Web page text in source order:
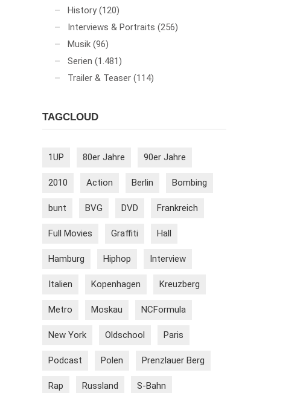
History (120)
Interviews & Portraits (256)
Musik (96)
Serien (1.481)
Trailer & Teaser (114)
TAGCLOUD
1UP 80er Jahre 90er Jahre
2010 Action Berlin Bombing
bunt BVG DVD Frankreich
Full Movies Graffiti Hall
Hamburg Hiphop Interview
Italien Kopenhagen Kreuzberg
Metro Moskau NCFormula
New York Oldschool Paris
Podcast Polen Prenzlauer Berg
Rap Russland S-Bahn